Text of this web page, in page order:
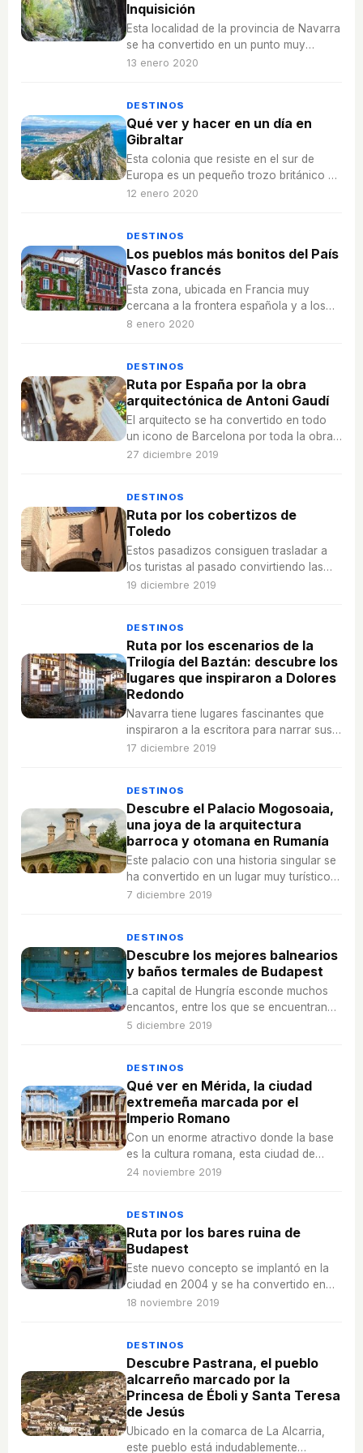
Inquisición
Esta localidad de la provincia de Navarra
se ha convertido en un punto muy
visitado por todo su valor histórico.
13 enero 2020
DESTINOS
Qué ver y hacer en un día en
Gibraltar
Esta colonia que resiste en el sur de
Europa es un pequeño trozo británico en
la Península Ibérica.
12 enero 2020
DESTINOS
Los pueblos más bonitos del País
Vasco francés
Esta zona, ubicada en Francia muy
cercana a la frontera española y a los
Pirineos, se ha convertido en un enorme
8 enero 2020
DESTINOS
Ruta por España por la obra
arquitectónica de Antoni Gaudí
El arquitecto se ha convertido en todo
un icono de Barcelona por toda la obra
arquitectónica que dejó y que se ha
27 diciembre 2019
DESTINOS
Ruta por los cobertizos de
Toledo
Estos pasadizos consiguen trasladar a
los turistas al pasado convirtiendo las
calles de la ciudad en lugares mágicos.
19 diciembre 2019
DESTINOS
Ruta por los escenarios de la
Trilogía del Baztán: descubre los
lugares que inspiraron a Dolores
Redondo
Navarra tiene lugares fascinantes que
inspiraron a la escritora para narrar sus
novelas 'El guardián invisible', 'Legado
17 diciembre 2019
DESTINOS
Descubre el Palacio Mogosoaia,
una joya de la arquitectura
barroca y otomana en Rumanía
Este palacio con una historia singular se
ha convertido en un lugar muy turístico
por su naturaleza, arquitectura y por ser
7 diciembre 2019
DESTINOS
Descubre los mejores balnearios
y baños termales de Budapest
La capital de Hungría esconde muchos
encantos, entre los que se encuentran
sus baños termales, muy concurridos
5 diciembre 2019
DESTINOS
Qué ver en Mérida, la ciudad
extremeña marcada por el
Imperio Romano
Con un enorme atractivo donde la base
es la cultura romana, esta ciudad de
Extremadura tiene numerosos lugares
24 noviembre 2019
DESTINOS
Ruta por los bares ruina de
Budapest
Este nuevo concepto se implantó en la
ciudad en 2004 y se ha convertido en
todo un atractivo para los turistas que
18 noviembre 2019
DESTINOS
Descubre Pastrana, el pueblo
alcarreño marcado por la
Princesa de Éboli y Santa Teresa
de Jesús
Ubicado en la comarca de La Alcarria,
este pueblo está indudablemente